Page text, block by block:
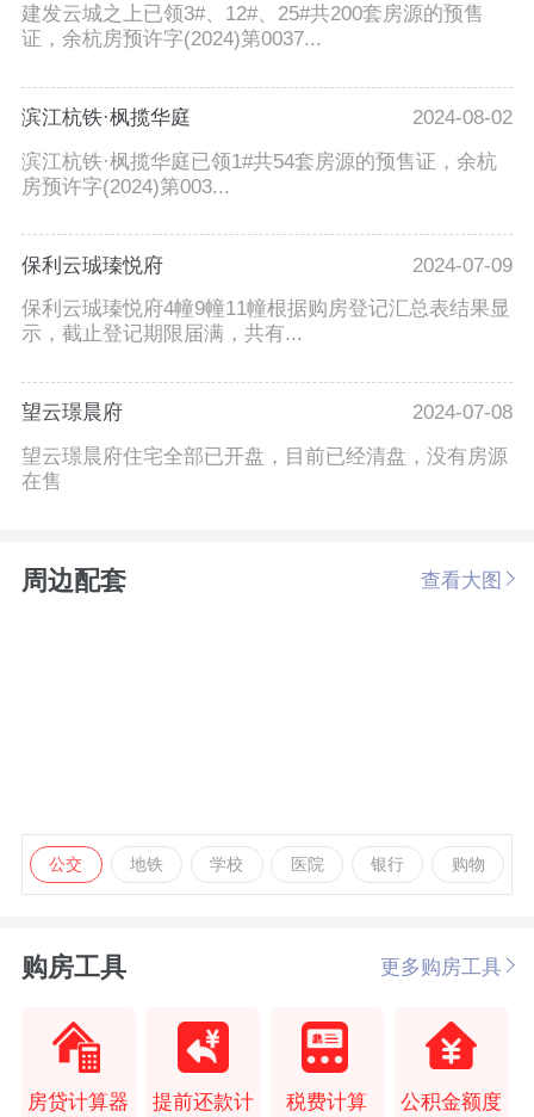
建发云城之上已领3#、12#、25#共200套房源的预售
证，余杭房预许字(2024)第0037...
滨江杭铁·枫揽华庭
2024-08-02
滨江杭铁·枫揽华庭已领1#共54套房源的预售证，余杭
房预许字(2024)第003...
保利云珹瑧悦府
2024-07-09
保利云珹瑧悦府4幢9幢11幢根据购房登记汇总表结果显
示，截止登记期限届满，共有...
望云璟晨府
2024-07-08
望云璟晨府住宅全部已开盘，目前已经清盘，没有房源
在售
周边配套 查看大图
公交 地铁 学校 医院 银行 购物
购房工具 更多购房工具
房贷计算器 提前还款计 税费计算 公积金额度